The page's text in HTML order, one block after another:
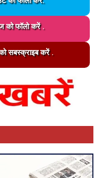
को फॉलो करें .
सबस्क्राइब करें .